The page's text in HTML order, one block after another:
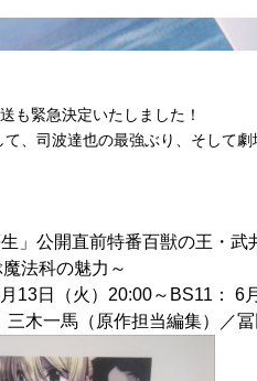
も緊急決定いたしました！
、司波達也の最強ぶり、そして
」公開直前特番百獣の王・武
法科の魅力～
13日（火）20:00～BS11： 6
木一馬（原作担当編集）／冨